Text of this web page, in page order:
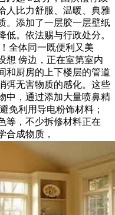
人比力舒服、温暖、典雅
。添加了一层胶一层壁纸
。依法赐与行政处分。
全体同一既便利又美
想 傍边，正在室第室内
和厨房的上下楼层的管道
弭无害物质的感化。这些
中，通过添加大量喷鼻精
免利用导电粉饰材料；
等，不少拆修材料正在
合成物质，